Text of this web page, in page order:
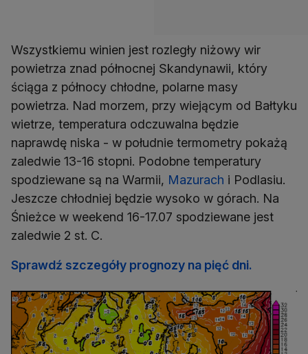
Wszystkiemu winien jest rozległy niżowy wir
powietrza znad północnej Skandynawii, który
ściąga z północy chłodne, polarne masy
powietrza. Nad morzem, przy wiejącym od Bałtyku
wietrze, temperatura odczuwalna będzie
naprawdę niska - w południe termometry pokażą
zaledwie 13-16 stopni. Podobne temperatury
spodziewane są na Warmii, Mazurach i Podlasiu.
Jeszcze chłodniej będzie wysoko w górach. Na
Śnieżce w weekend 16-17.07 spodziewane jest
Sprawdź szczegóły prognozy na pięć dni.